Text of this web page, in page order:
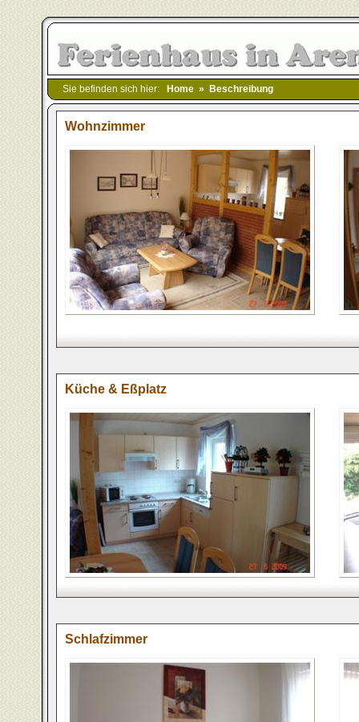
Sie befinden sich hier: Home » Beschreibung
Wohnzimmer
Küche & Eßplatz
Schlafzimmer